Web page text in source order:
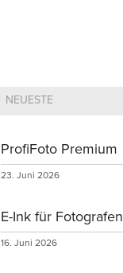
NEUESTE
ProfiFoto Premium
23. Juni 2026
E-Ink für Fotografen
16. Juni 2026